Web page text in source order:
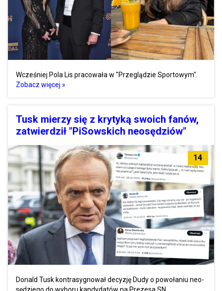
Wcześniej Pola Lis pracowała w "Przeglądzie Sportowym".
Zobacz więcej »
Tusk mierzy się z krytyką swoich fanów,
zatwierdził "PiSowskich neosędziów"
14
Donald Tusk kontrasygnował decyzję Dudy o powołaniu neo-